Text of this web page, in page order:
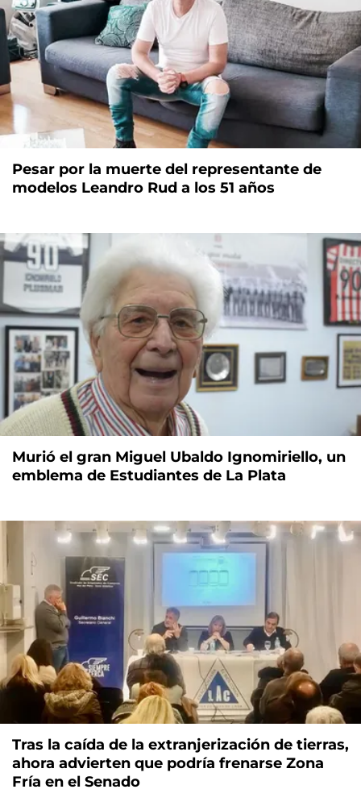
Pesar por la muerte del representante de
modelos Leandro Rud a los 51 años
Murió el gran Miguel Ubaldo Ignomiriello, un
emblema de Estudiantes de La Plata
Tras la caída de la extranjerización de tierras,
ahora advierten que podría frenarse Zona
Fría en el Senado